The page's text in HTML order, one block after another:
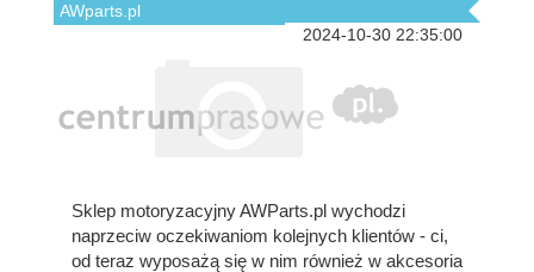
AWparts.pl
2024-10-30 22:35:00
Sklep motoryzacyjny AWParts.pl wychodzi
naprzeciw oczekiwaniom kolejnych klientów - ci,
od teraz wyposażą się w nim również w akcesoria